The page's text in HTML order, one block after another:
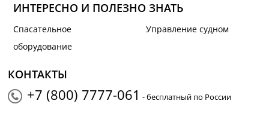
ИНТЕРЕСНО И ПОЛЕЗНО ЗНАТЬ
Спасательное
оборудование
Управление судном
КОНТАКТЫ
+7 (800) 7777-061 - бесплатный по России